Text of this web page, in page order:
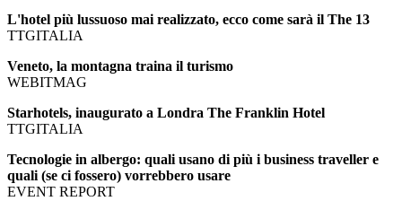
L'hotel più lussuoso mai realizzato, ecco come sarà il The 13
TTGITALIA
Veneto, la montagna traina il turismo
WEBITMAG
Starhotels, inaugurato a Londra The Franklin Hotel
TTGITALIA
Tecnologie in albergo: quali usano di più i business traveller e
quali (se ci fossero) vorrebbero usare
EVENT REPORT